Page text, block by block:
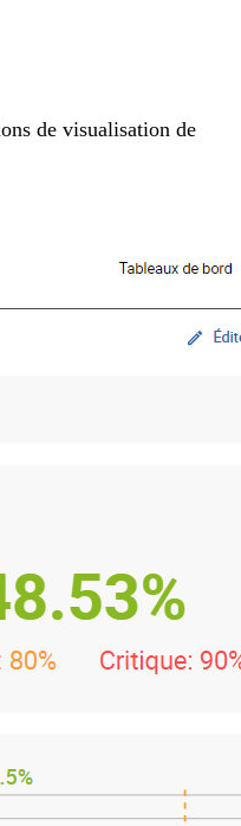
de visualisation de